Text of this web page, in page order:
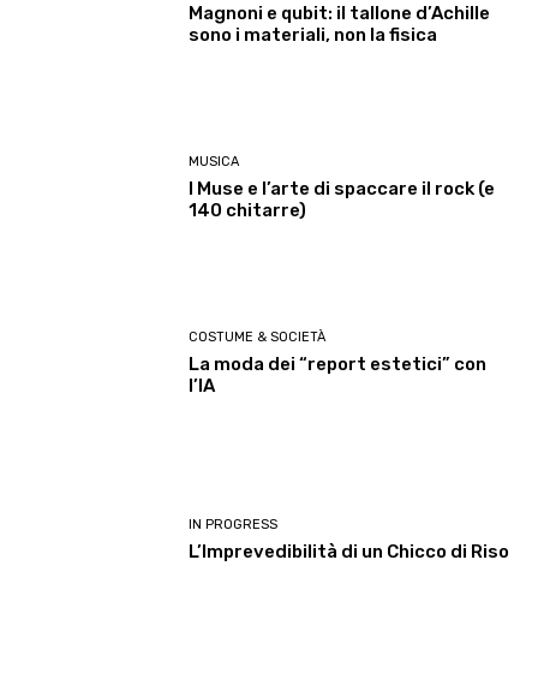
Magnoni e qubit: il tallone d’Achille
sono i materiali, non la fisica
MUSICA
I Muse e l’arte di spaccare il rock (e
140 chitarre)
COSTUME & SOCIETÀ
La moda dei “report estetici” con
l’IA
IN PROGRESS
L’Imprevedibilità di un Chicco di Riso